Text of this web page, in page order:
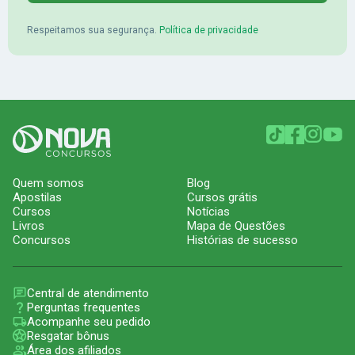
Respeitamos sua segurança. Política de privacidade
Quem somos
Apostilas
Cursos
Livros
Concursos
Blog
Cursos grátis
Notícias
Mapa de Questões
Histórias de sucesso
Central de atendimento
Perguntas frequentes
Acompanhe seu pedido
Resgatar bônus
Área dos afiliados